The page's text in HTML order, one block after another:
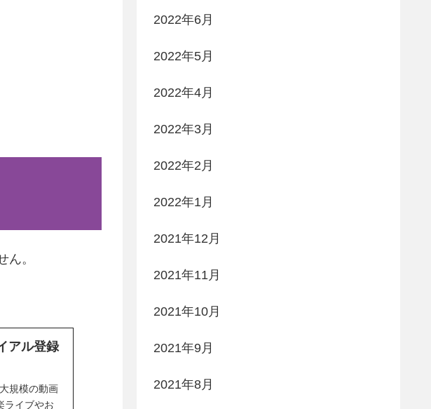
。
アル登録
規模の動画
ライブやお
2022年6月
2022年5月
2022年4月
2022年3月
2022年2月
2022年1月
2021年12月
2021年11月
2021年10月
2021年9月
2021年8月